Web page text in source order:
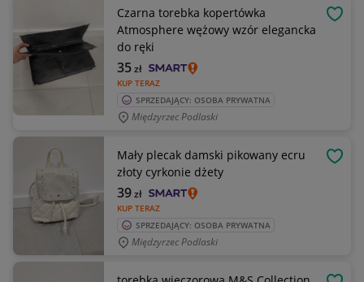
Czarna torebka kopertówka
Atmosphere wężowy wzór elegancka
do ręki
KUP TERAZ
35zł
SPRZEDAJĄCY: OSOBA PRYWATNA
Międzyrzec Podlaski
Mały plecak damski pikowany ecru
złoty cyrkonie dżety
KUP TERAZ
39zł
SPRZEDAJĄCY: OSOBA PRYWATNA
Międzyrzec Podlaski